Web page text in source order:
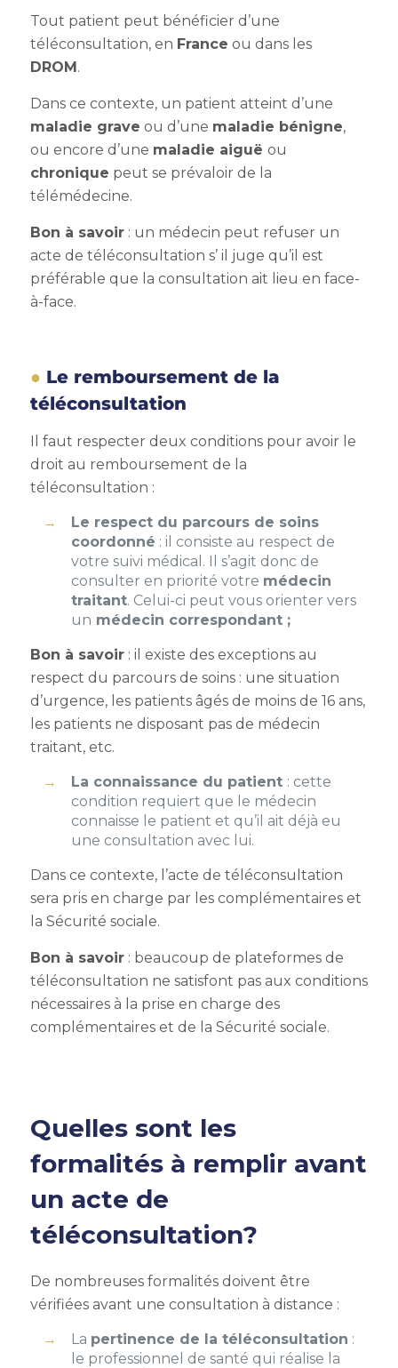
Tout patient peut bénéficier d’une
téléconsultation, en France ou dans les
DROM.
Dans ce contexte, un patient atteint d’une
maladie grave ou d’une maladie bénigne,
ou encore d’une maladie aiguë ou
chronique peut se prévaloir de la
télémédecine.
Bon à savoir: un médecin peut refuser un
acte de téléconsultation s’ il juge qu’il est
préférable que la consultation ait lieu en face-
à-face.
Le remboursement de la
téléconsultation
Il faut respecter deux conditions pour avoir le
droit au remboursement de la
téléconsultation :
Le respect du parcours de soins
coordonné : il consiste au respect de
votre suivi médical. Il s’agit donc de
consulter en priorité votre médecin
traitant. Celui-ci peut vous orienter vers
un médecin correspondant ;
Bon à savoir: il existe des exceptions au
respect du parcours de soins : une situation
d’urgence, les patients âgés de moins de 16 ans,
les patients ne disposant pas de médecin
traitant, etc.
La connaissance du patient : cette
condition requiert que le médecin
connaisse le patient et qu’il ait déjà eu
une consultation avec lui.
Dans ce contexte, l’acte de téléconsultation
sera pris en charge par les complémentaires et
la Sécurité sociale.
Bon à savoir: beaucoup de plateformes de
téléconsultation ne satisfont pas aux conditions
nécessaires à la prise en charge des
complémentaires et de la Sécurité sociale.
Quelles sont les
formalités à remplir avant
un acte de
téléconsultation?
De nombreuses formalités doivent être
vérifiées avant une consultation à distance :
La pertinence de la téléconsultation :
le professionnel de santé qui réalise la